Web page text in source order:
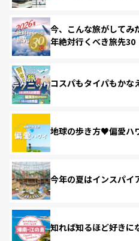
今、こんな旅がしてみ
年絶対行くべき旅先30
コスパもタイパもかな
地球の歩き方♥偏愛ハ
今年の夏はインスパイ
知れば知るほど好きに